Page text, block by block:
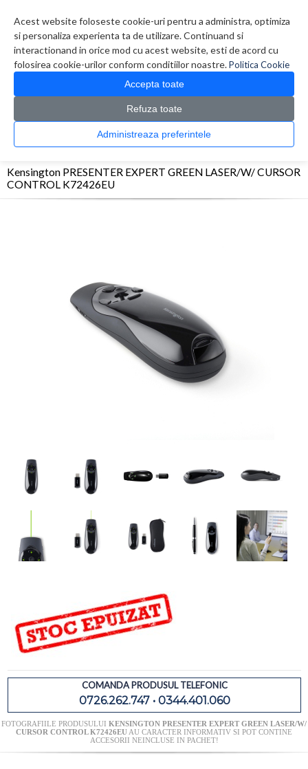
Acest website foloseste cookie-uri pentru a administra, optimiza
si personaliza experienta ta de utilizare. Continuand si
interactionand in orice mod cu acest website, esti de acord cu
folosirea cookie-urilor conform conditiilor noastre.Politica Cookie
Accepta toate
Refuza toate
Administreaza preferintele
0 produs(e)
CATALOG PRODUSE
Multimedia > Accesorii videoproiectoare >
Kensington PRESENTER EXPERT GREEN LASER/W/ CURSOR
CONTROL K72426EU
COMANDA PRODUSUL TELEFONIC
0726.262.747 • 0344.401.060
FOTOGRAFIILE PRODUSULUI KENSINGTON PRESENTER EXPERT GREEN LASER/W/
CURSOR CONTROL K72426EUAU CARACTER INFORMATIV SI POT CONTINE
ACCESORII NEINCLUSE IN PACHET!